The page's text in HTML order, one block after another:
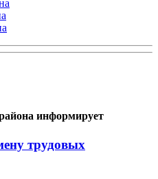
информирует
трудовых